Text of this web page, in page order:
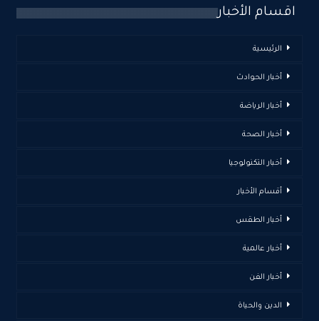
اقسام الأخبار
الرئيسية
أخبار الحوادث
أخبار الرياضة
أخبار الصحة
أخبار التكنولوجيا
أقسام الأخبار
أخبار الطقس
أخبار عالمية
أخبار الفن
الدين والحياة